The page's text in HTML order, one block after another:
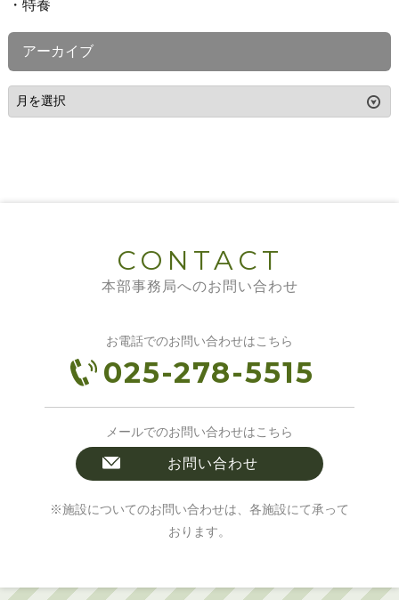
特養
アーカイブ
CONTACT
本部事務局へのお問い合わせ
お電話でのお問い合わせはこちら
025-278-5515
メールでのお問い合わせはこちら
お問い合わせ
※施設についてのお問い合わせは、各施設にて承って
おります。